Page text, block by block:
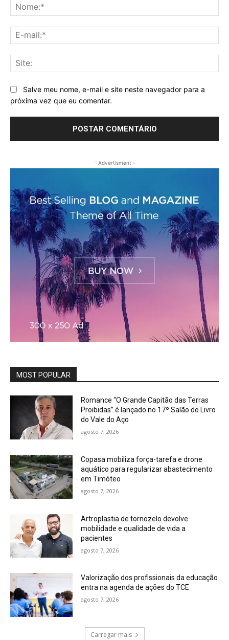
Salve meu nome, e-mail e site neste navegador para a
próxima vez que eu comentar.
- Advertisment -
MOST POPULAR
Romance “O Grande Capitão das Terras
Proibidas” é lançado no 17º Salão do Livro
do Vale do Aço
agosto 7, 2026
Copasa mobiliza força-tarefa e drone
aquático para regularizar abastecimento
em Timóteo
agosto 7, 2026
Artroplastia de tornozelo devolve
mobilidade e qualidade de vida a
pacientes
agosto 7, 2026
Valorização dos profissionais da educação
entra na agenda de ações do TCE
agosto 7, 2026
Carregar mais